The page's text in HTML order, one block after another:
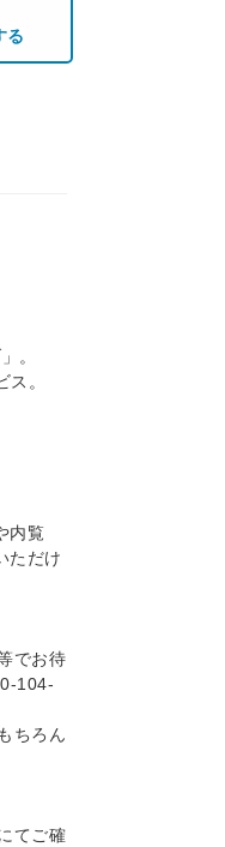
る
。
。
内覧
ただけ
でお待
104-
ちろん
てご確